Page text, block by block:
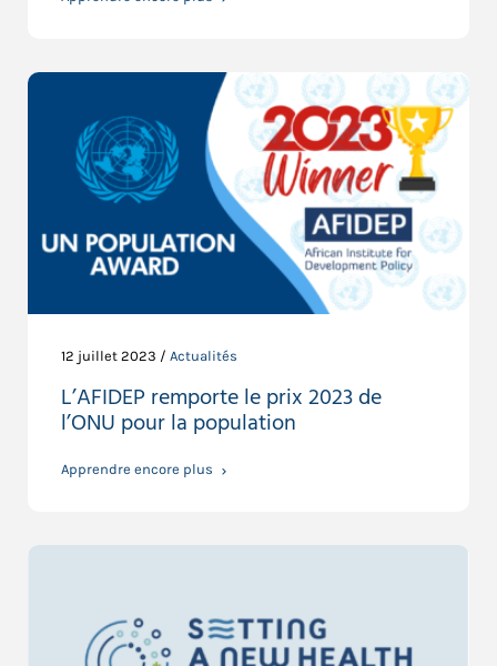
12 juillet 2023 / Actualités
L’AFIDEP remporte le prix 2023 de
l’ONU pour la population
Apprendre encore plus